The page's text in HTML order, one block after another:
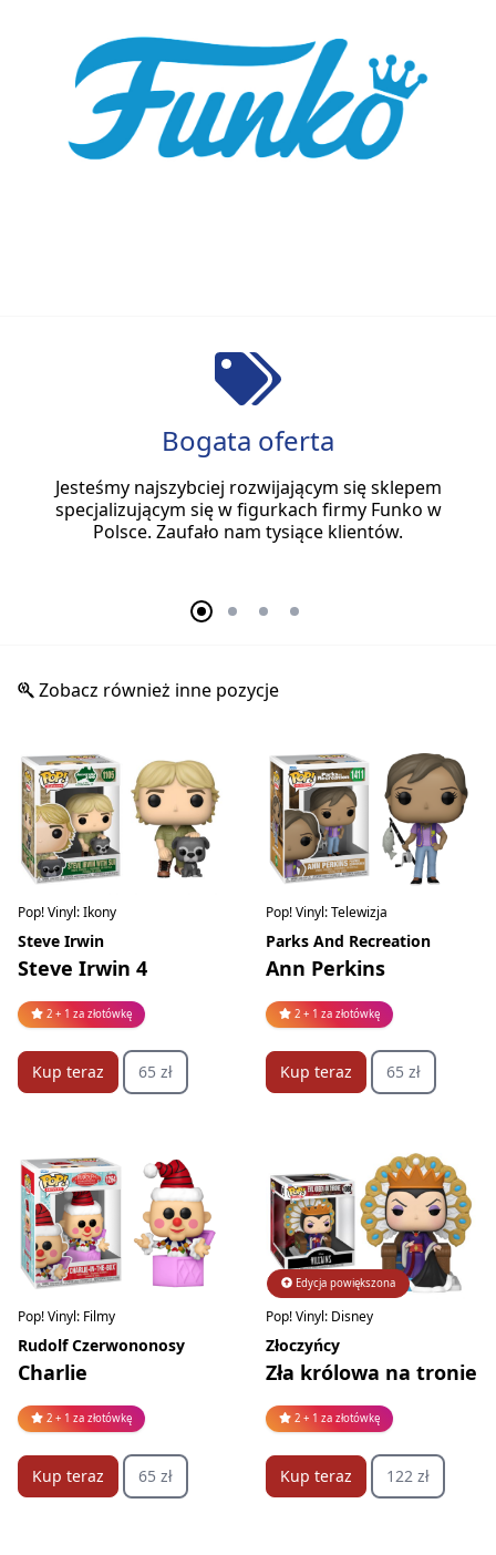
Bogata oferta
Jesteśmy najszybciej rozwijającym się sklepem
specjalizującym się w figurkach firmy Funko w
Polsce. Zaufało nam tysiące klientów.
Zobacz również inne pozycje
Pop! Vinyl: Ikony
Steve Irwin
Steve Irwin 4
2 + 1 za złotówkę
Kup teraz 65 zł
Pop! Vinyl: Telewizja
Parks And Recreation
Ann Perkins
2 + 1 za złotówkę
Kup teraz 65 zł
Pop! Vinyl: Filmy
Rudolf Czerwononosy
Charlie
2 + 1 za złotówkę
Kup teraz 65 zł
Edycja powiększona
Pop! Vinyl: Disney
Złoczyńcy
Zła królowa na tronie
2 + 1 za złotówkę
Kup teraz 122 zł